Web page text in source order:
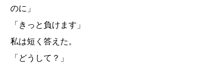
のに」
「きっと負けます」
私は短く答えた。
「どうして？」